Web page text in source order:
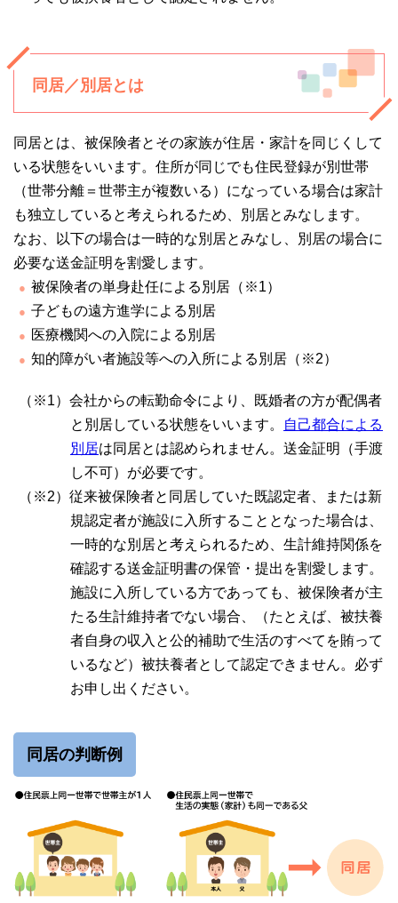
同居／別居とは
同居とは、被保険者とその家族が住居・家計を同じくして
いる状態をいいます。住所が同じでも住民登録が別世帯
（世帯分離＝世帯主が複数いる）になっている場合は家計
も独立していると考えられるため、別居とみなします。
なお、以下の場合は一時的な別居とみなし、別居の場合に
必要な送金証明を割愛します。
被保険者の単身赴任による別居（※1）
子どもの遠方進学による別居
医療機関への入院による別居
知的障がい者施設等への入所による別居（※2）
（※1）会社からの転勤命令により、既婚者の方が配偶者
と別居している状態をいいます。
自己都合による
別居は同居とは認められません。送金証明（手渡
し不可）が必要です。
（※2）従来被保険者と同居していた既認定者、または新
規認定者が施設に入所することとなった場合は、
一時的な別居と考えられるため、生計維持関係を
確認する送金証明書の保管・提出を割愛します。
施設に入所している方であっても、被保険者が主
たる生計維持者でない場合、（たとえば、被扶養
者自身の収入と公的補助で生活のすべてを賄って
いるなど）被扶養者として認定できません。必ず
お申し出ください。
同居の判断例